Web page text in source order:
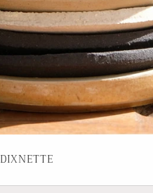
DIXNETTE